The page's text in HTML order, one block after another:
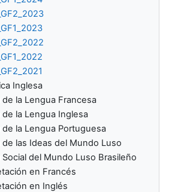
Inglesa
de la Lengua Francesa
de la Lengua Inglesa
de la Lengua Portuguesa
de las Ideas del Mundo Luso
Social del Mundo Luso Brasileño
en Francés
en Inglés